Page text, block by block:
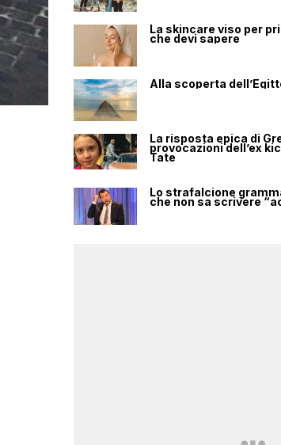
La skincare viso per
che devi sapere
Alla scoperta
La risposta epica di
provocazioni dell’ex
Tate
Lo strafalcione
che non sa scrivere